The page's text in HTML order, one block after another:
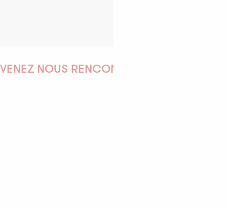
VENEZ NOUS RENCONTRER !